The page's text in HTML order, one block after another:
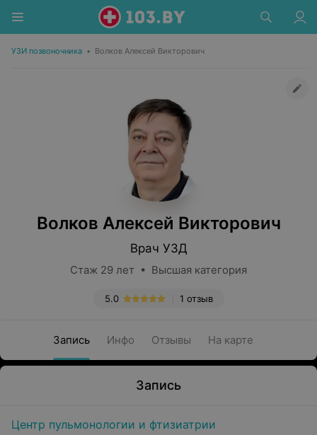
УЗИ позвоночника • Волков Алексей Викторович
Волков Алексей Викторович
Врач УЗД
Стаж 29 лет • Высшая категория
1 отзыв
5.0
Запись Инфо Отзывы На карте
Запись
Центр пульмонологии и фтизиатрии